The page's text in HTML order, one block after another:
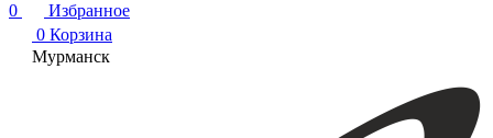
0
Избранное
0 Корзина
Мурманск